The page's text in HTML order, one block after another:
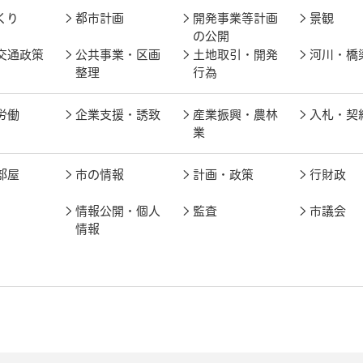
り 都市計画
開発事業等計画
の公開
景観
通政策
公共事業・区画
整理
土地取引・開発
行為
河川・橋
働 企業支援・誘致
産業振興・農林
業
入札・契
屋 市の情報 計画・政策 行財政
情報公開・個人
情報
監査 市議会